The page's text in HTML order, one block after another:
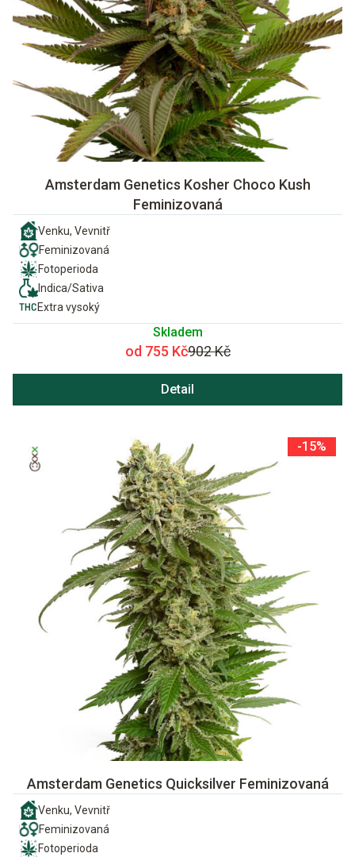
Amsterdam Genetics Kosher Choco Kush
Feminizovaná
Venku, Vevnitř
Feminizovaná
Fotoperioda
Indica/Sativa
Extra vysoký
Skladem
od 755 Kč902 Kč
Detail
-15%
Amsterdam Genetics Quicksilver Feminizovaná
Venku, Vevnitř
Feminizovaná
Fotoperioda